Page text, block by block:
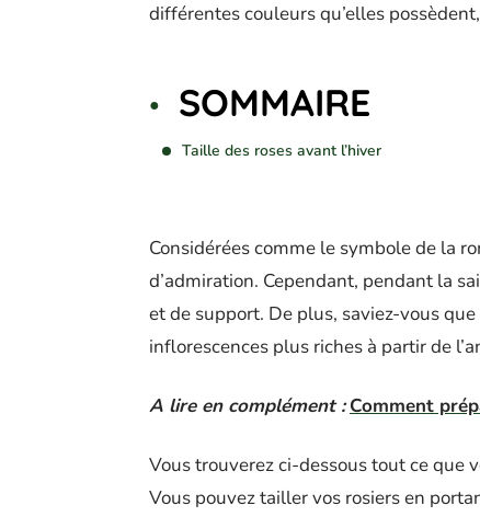
différentes couleurs qu’elles
SOMMAIRE
Taille des roses avant l’hiver
Considérées comme le symbole de la
d’admiration. Cependant, pendant la
et de support. De plus, saviez-vous
inflorescences plus riches à partir de
A lire en complément : Comment
Vous trouverez ci-dessous tout ce que
Vous pouvez tailler vos rosiers en